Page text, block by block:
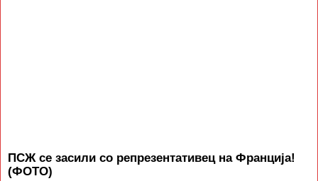
ПСЖ се засили со репрезентативец на Франција!
(ФОТО)